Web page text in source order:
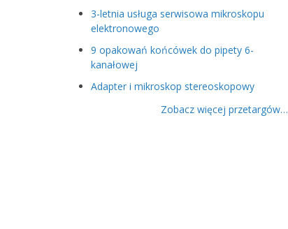
3-letnia usługa serwisowa mikroskopu
elektronowego
9 opakowań końcówek do pipety 6-
kanałowej
Adapter i mikroskop stereoskopowy
Zobacz więcej przetargów…